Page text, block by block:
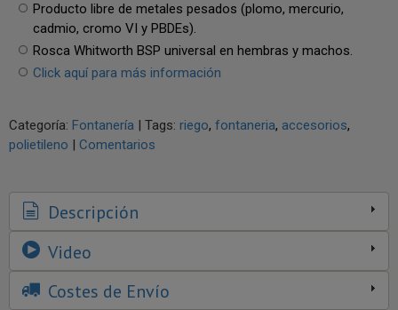
Producto libre de metales pesados (plomo, mercurio,
cadmio, cromo VI y PBDEs).
Rosca Whitworth BSP universal en hembras y machos.
Click aquí para más información
Categoría: Fontanería | Tags: riego fontaneria accesorios
polietileno | Comentarios
Descripción
Video
Costes de Envío